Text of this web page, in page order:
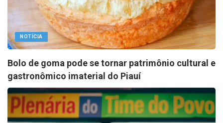
NOTÍCIA
Bolo de goma pode se tornar patrimônio cultural e
gastronômico imaterial do Piauí